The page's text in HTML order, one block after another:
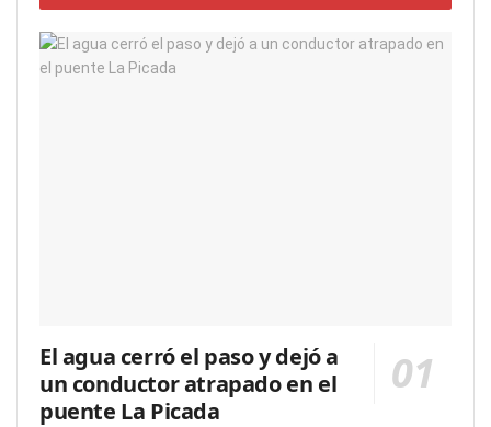
El agua cerró el paso y dejó a
un conductor atrapado en el
puente La Picada